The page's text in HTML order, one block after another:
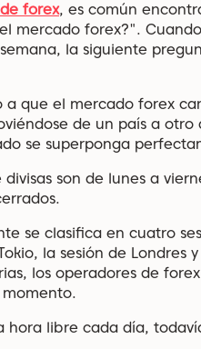
forex, es común
mercado forex?".
la siguiente
a que el mercado forex
de un país a
se superponga
son de lunes a
se clasifica en cuatro
la sesión de Londres
los operadores de
hora libre cada día,